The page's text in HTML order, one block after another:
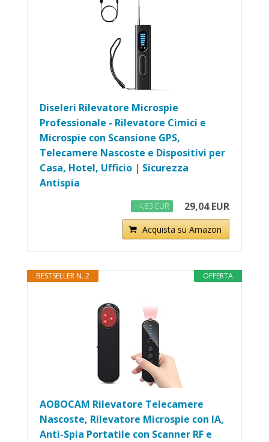
Diseleri Rilevatore Microspie
Professionale - Rilevatore Cimici e
Microspie con Scansione GPS,
Telecamere Nascoste e Dispositivi per
Casa, Hotel, Ufficio | Sicurezza
Antispia
−4,83 EUR 29,04 EUR
Acquista su Amazon
OFFERTA
BESTSELLER N. 2
AOBOCAM Rilevatore Telecamere
Nascoste, Rilevatore Microspie con IA,
Anti-Spia Portatile con Scanner RF e